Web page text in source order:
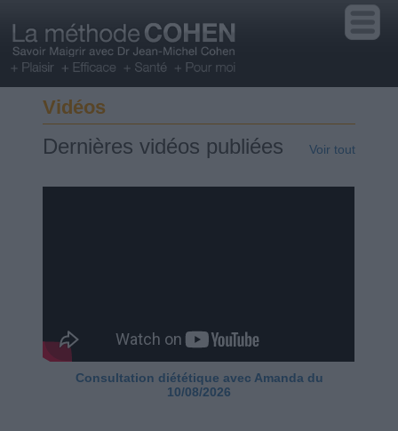
Vidéos
Dernières vidéos publiées Voir tout
Consultation diététique avec Amanda du
10/08/2026